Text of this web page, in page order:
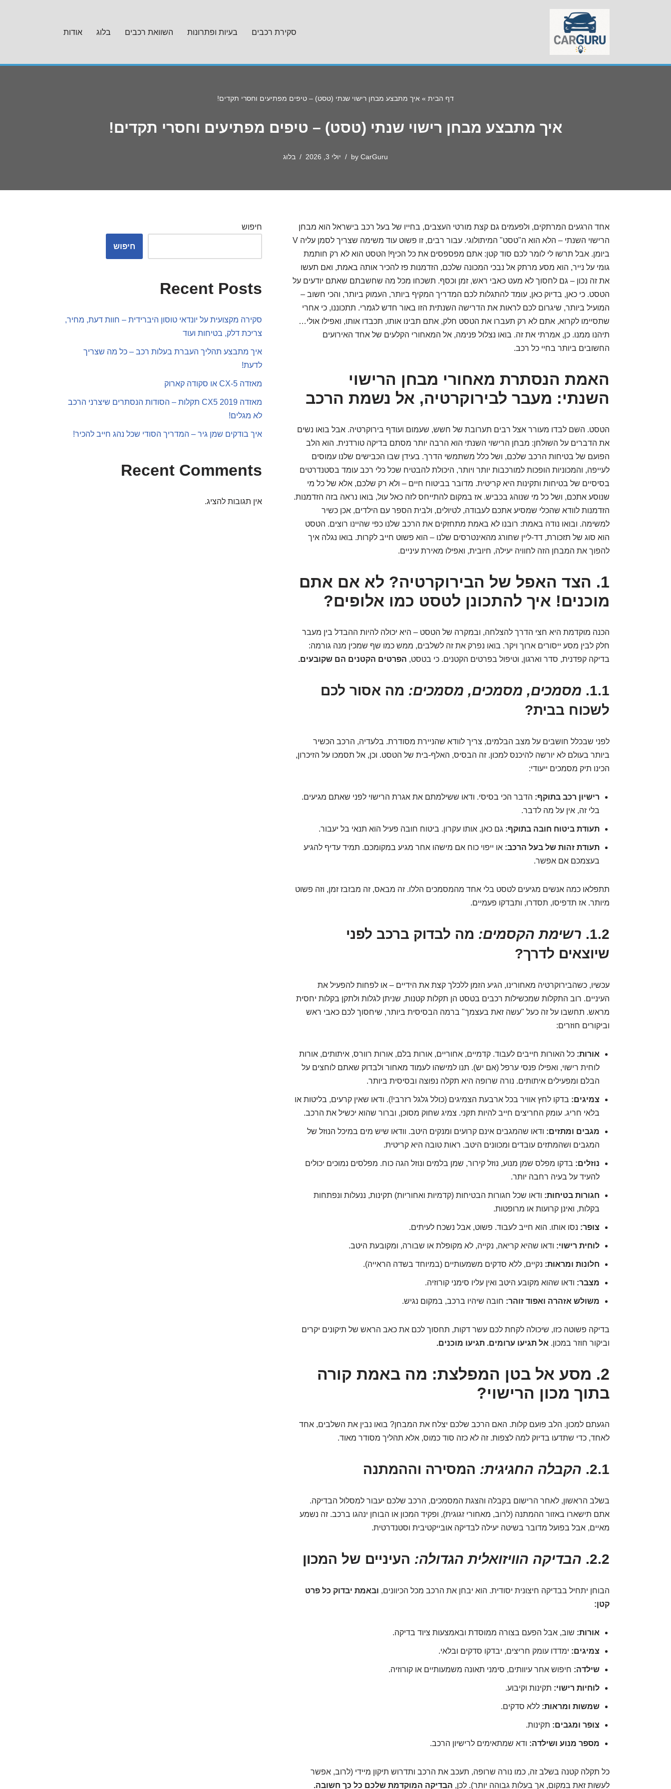
סקירת רכבים בעיות ופתרונות השוואת רכבים בלוג אודות
דף הבית » איך מתבצע מבחן רישוי שנתי (טסט) – טיפים מפתיעים וחסרי תקדים!
איך מתבצע מבחן רישוי שנתי (טסט) – טיפים מפתיעים וחסרי תקדים!
by CarGuru יולי 3, 2026 בלוג
אחד הרגעים המרתקים, ולפעמים גם קצת מורטי העצבים, בחייו של בעל רכב בישראל הוא מבחן
הרישוי השנתי – הלא הוא ה"טסט" המיתולוגי. עבור רבים, זו פשוט עוד משימה שצריך לסמן עליה V
ביומן. אבל תרשו לי לומר לכם סוד קטן: אתם מפספסים את כל הכיף! הטסט הוא לא רק חותמת
גומי על נייר, הוא מסע מרתק אל נבכי המכונה שלכם, הזדמנות פז להכיר אותה באמת, ואם תעשו
את זה נכון – גם לחסוך לא מעט כאבי ראש, זמן וכסף. תשכחו מכל מה שחשבתם שאתם יודעים על
הטסט. כי כאן, בדיוק כאן, עומד להתגלות לכם המדריך המקיף ביותר, העמוק ביותר, והכי חשוב –
המועיל ביותר, שיגרום לכם לראות את הדרישה השנתית הזו באור חדש לגמרי. תתכוננו, כי אחרי
שתסיימו לקרוא, אתם לא רק תעברו את הטסט חלק, אתם תבינו אותו, תכבדו אותו, ואפילו אולי…
תיהנו ממנו. כן, אמרתי את זה. בואו נצלול פנימה, אל המאחורי הקלעים של אחד האירועים
החשובים ביותר בחיי כל רכב.
האמת הנסתרת מאחורי מבחן הרישוי
השנתי: מעבר לבירוקרטיה, אל נשמת הרכב
הטסט. השם לבדו מעורר אצל רבים תערובת של חשש, שעמום ועודף בירוקרטיה. אבל בואו נשים
את הדברים על השולחן: מבחן הרישוי השנתי הוא הרבה יותר מסתם בדיקה טורדנית. הוא הלב
הפועם של בטיחות הרכב שלכם, ושל כלל משתמשי הדרך. בעידן שבו הכבישים שלנו עמוסים
לעייפה, והמכוניות הופכות למורכבות יותר ויותר, היכולת להבטיח שכל כלי רכב עומד בסטנדרטים
בסיסיים של בטיחות ותקינות היא קריטית. מדובר בביטוח חיים – ולא רק שלכם, אלא של כל מי
שנוסע אתכם, ושל כל מי שנוהג בכביש. אז במקום להתייחס לזה כאל עול, בואו נראה בזה הזדמנות.
הזדמנות לוודא שהכלי שמסיע אתכם לעבודה, לטיולים, ולבית הספר עם הילדים, אכן כשיר
למשימה. ובואו נודה באמת: רובנו לא באמת מתחזקים את הרכב שלנו כפי שהיינו רוצים. הטסט
הוא סוג של תזכורת, דד-ליין שחורג מהאינטרסים שלנו – הוא פשוט חייב לקרות. בואו נגלה איך
להפוך את המבחן הזה לחוויה יעילה, חיובית, ואפילו מאירת עיניים.
1. הצד האפל של הבירוקרטיה? לא אם אתם
מוכנים! איך להתכונן לטסט כמו אלופים?
הכנה מוקדמת היא חצי הדרך להצלחה, ובמקרה של הטסט – היא יכולה להיות ההבדל בין מעבר
חלק לבין מסע ייסורים ארוך ויקר. בואו נפרק את זה לשלבים, ממש כמו שף שמכין מנה גורמה:
בדיקה קפדנית, סדר וארגון, וטיפול בפרטים הקטנים. כי בטסט, הפרטים הקטנים הם שקובעים.
1.1. מסמכים, מסמכים, מסמכים: מה אסור לכם
לשכוח בבית?
לפני שבכלל חושבים על מצב הבלמים, צריך לוודא שהניירת מסודרת. בלעדיה, הרכב הכשיר
ביותר בעולם לא יורשה להיכנס למכון. זה הבסיס, האלף-בית של הטסט. וכן, אל תסמכו על הזיכרון,
הכינו תיק מסמכים ייעודי:
רישיון רכב בתוקף: הדבר הכי בסיסי. ודאו ששילמתם את אגרת הרישוי לפני שאתם מגיעים.
בלי זה, אין על מה לדבר.
תעודת ביטוח חובה בתוקף: גם כאן, אותו עקרון. ביטוח חובה פעיל הוא תנאי בל יעבור.
תעודת זהות של בעל הרכב: או ייפוי כוח אם מישהו אחר מגיע במקומכם. תמיד עדיף להגיע
בעצמכם אם אפשר.
תתפלאו כמה אנשים מגיעים לטסט בלי אחד מהמסמכים הללו. זה מבאס, זה מבזבז זמן, וזה פשוט
מיותר. אז תדפיסו, תסדרו, ותבדקו פעמיים.
1.2. רשימת הקסמים: מה לבדוק ברכב לפני
שיוצאים לדרך?
עכשיו, כשהבירוקרטיה מאחורינו, הגיע הזמן ללכלך קצת את הידיים – או לפחות להפעיל את
העיניים. רוב התקלות שמכשילות רכבים בטסט הן תקלות קטנות, שניתן לגלות ולתקן בקלות יחסית
מראש. תחשבו על זה כעל "עשה זאת בעצמך" ברמה הבסיסית ביותר, שיחסוך לכם כאבי ראש
וביקורים חוזרים:
אורות: כל האורות חייבים לעבוד. קדמיים, אחוריים, אורות בלם, אורות רוורס, איתותים, אורות
לוחית רישוי, ואפילו פנסי ערפל (אם יש). תנו למישהו לעמוד מאחור ולבדוק שאתם לוחצים על
הבלם ומפעילים איתותים. נורה שרופה היא תקלה נפוצה ובסיסית ביותר.
צמיגים: בדקו לחץ אוויר בכל ארבעת הצמיגים (כולל גלגל רזרבי!). ודאו שאין קרעים, בליטות או
בלאי חריג. עומק החריצים חייב להיות תקני. צמיג שחוק מסוכן, וברור שהוא יכשיל את הרכב.
מגבים ומתזים: ודאו שהמגבים אינם קרועים ומנקים היטב. וודאו שיש מים במיכל הנוזל של
המגבים ושהמתזים עובדים ומכוונים היטב. ראות טובה היא קריטית.
נוזלים: בדקו מפלס שמן מנוע, נוזל קירור, שמן בלמים ונוזל הגה כוח. מפלסים נמוכים יכולים
להעיד על בעיה רחבה יותר.
חגורות בטיחות: ודאו שכל חגורות הבטיחות (קדמיות ואחוריות) תקינות, ננעלות ונפתחות
בקלות, ואינן קרועות או מרופטות.
צופר: נסו אותו. הוא חייב לעבוד. פשוט, אבל נשכח לעיתים.
לוחית רישוי: ודאו שהיא קריאה, נקייה, לא מקופלת או שבורה, ומקובעת היטב.
חלונות ומראות: נקיים, ללא סדקים משמעותיים (במיוחד בשדה הראייה).
מצבר: ודאו שהוא מקובע היטב ואין עליו סימני קורוזיה.
משולש אזהרה ואפוד זוהר: חובה שיהיו ברכב, במקום נגיש.
בדיקה פשוטה כזו, שיכולה לקחת לכם עשר דקות, תחסוך לכם את כאב הראש של תיקונים יקרים
וביקור חוזר במכון. אל תגיעו ערומים. תגיעו מוכנים.
2. מסע אל בטן המפלצת: מה באמת קורה
בתוך מכון הרישוי?
הגעתם למכון. הלב פועם קלות. האם הרכב שלכם יצלח את המבחן? בואו נבין את השלבים, אחד
לאחד, כדי שתדעו בדיוק למה לצפות. זה לא כזה סוד כמוס, אלא תהליך מסודר מאוד.
2.1. הקבלה החגיגית: המסירה וההמתנה
בשלב הראשון, לאחר הרישום בקבלה והצגת המסמכים, הרכב שלכם יעבור למסלול הבדיקה.
אתם תישארו באזור ההמתנה (לרוב, מאחורי זגוגית), ופקיד המכון או הבוחן ינהגו ברכב. זה נשמע
מאיים, אבל בפועל מדובר בשיטה יעילה לבדיקה אובייקטיבית וסטנדרטית.
2.2. הבדיקה הוויזואלית הגדולה: העיניים של המכון
הבוחן יתחיל בבדיקה חיצונית יסודית. הוא יבחן את הרכב מכל הכיוונים, ובאמת יבדוק כל פרט
קטן:
אורות: שוב, אבל הפעם בצורה ממוסדת ובאמצעות ציוד בדיקה.
צמיגים: ימדדו עומק חריצים, יבדקו סדקים ובלאי.
שילדה: חיפוש אחר עיוותים, סימני תאונה משמעותיים או קורוזיה.
לוחיות רישוי: תקינות וקיבוע.
שמשות ומראות: ללא סדקים.
צופר ומגבים: תקינות.
מספר מנוע ושילדה: ודא שמתאימים לרישיון הרכב.
כל תקלה קטנה בשלב זה, כמו נורה שרופה, תעכב את הרכב ותדרוש תיקון מיידי (לרוב, אפשר
לעשות זאת במקום, אך בעלות גבוהה יותר). לכן, הבדיקה המוקדמת שלכם כל כך חשובה.
חיפוש
חיפוש
Recent Posts
סקירה מקצועית על יונדאי טוסון היברידית – חוות דעת, מחיר,
צריכת דלק, בטיחות ועוד
איך מתבצע תהליך העברת בעלות רכב – כל מה שצריך
לדעת!
מאזדה CX-5 או סקודה קארוק
מאזדה CX5 2019 תקלות – הסודות הנסתרים שיצרני הרכב
לא מגלים!
איך בודקים שמן גיר – המדריך הסודי שכל נהג חייב להכיר!
Recent Comments
אין תגובות להציג.